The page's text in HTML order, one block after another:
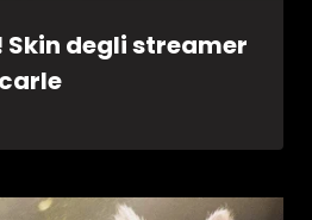
degli streamer